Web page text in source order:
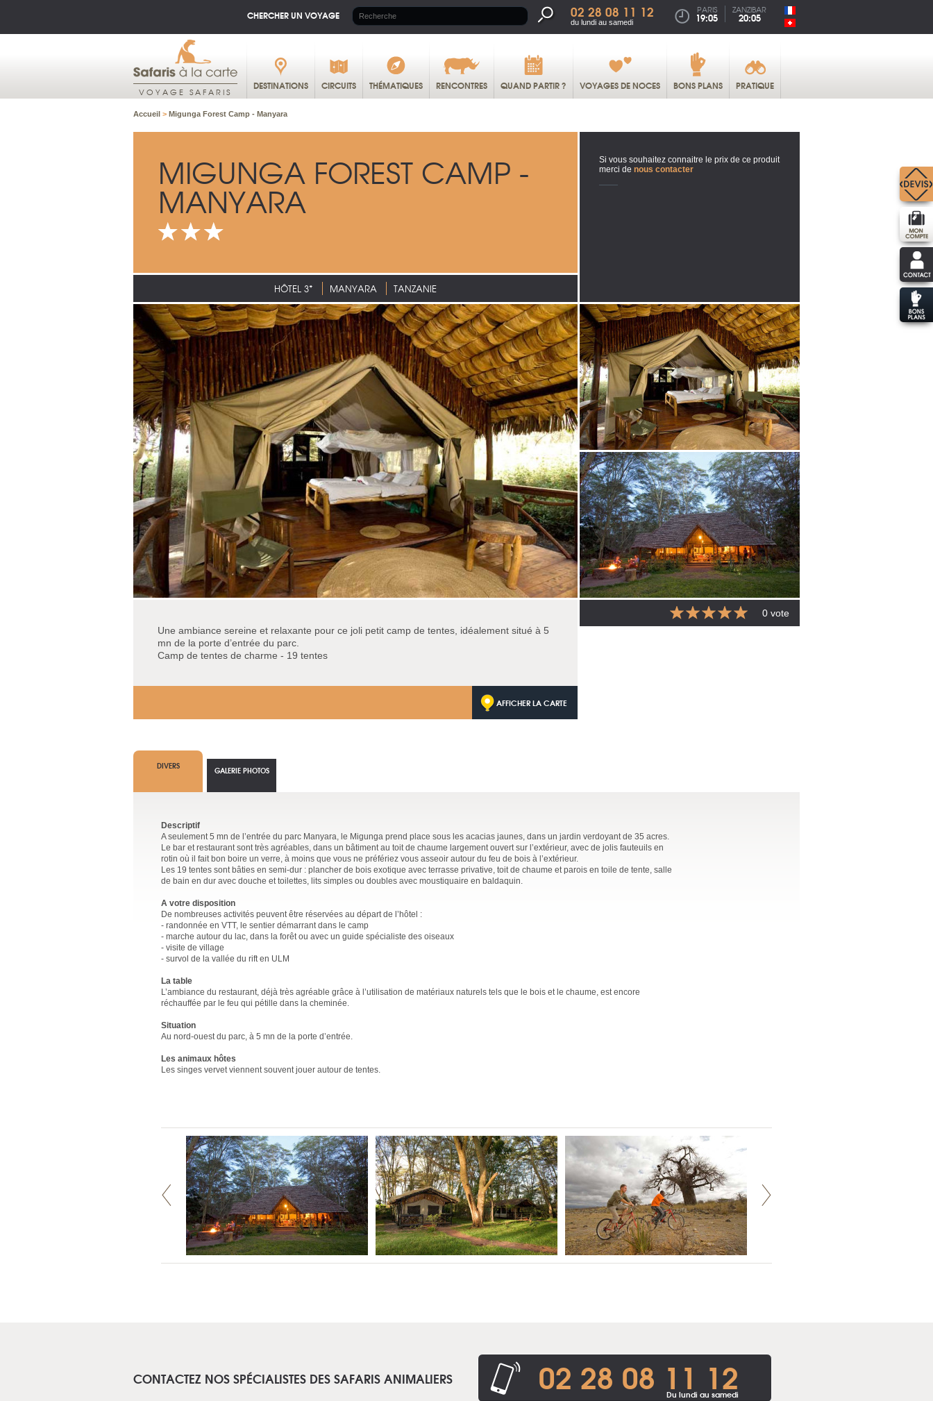
CHERCHER UN VOYAGE 02 28 08 11 12
du lundi au samedi
PARIS
19:05
ZANZIBAR
20:05
VOYAGE SAFARIS DESTINATIONS CIRCUITS THÉMATIQUES RENCONTRES QUAND PARTIR ? VOYAGES DE NOCES BONS PLANS PRATIQUE
Accueil > Migunga Forest Camp - Manyara
MIGUNGA FOREST CAMP -
MANYARA
HÔTEL 3* MANYARA TANZANIE
Si vous souhaitez connaitre le prix de ce produit
merci de nous contacter
Une ambiance sereine et relaxante pour ce joli petit camp de tentes, idéalement situé à 5
mn de la porte d’entrée du parc.
Camp de tentes de charme - 19 tentes
AFFICHER LA CARTE
0 vote
DIVERS
Descriptif
A seulement 5 mn de l’entrée du parc Manyara, le Migunga prend place sous les acacias jaunes, dans un jardin verdoyant de 35 acres.
Le bar et restaurant sont très agréables, dans un bâtiment au toit de chaume largement ouvert sur l’extérieur, avec de jolis fauteuils en
rotin où il fait bon boire un verre, à moins que vous ne préfériez vous asseoir autour du feu de bois à l’extérieur.
Les 19 tentes sont bâties en semi-dur : plancher de bois exotique avec terrasse privative, toit de chaume et parois en toile de tente, salle
de bain en dur avec douche et toilettes, lits simples ou doubles avec moustiquaire en baldaquin.
A votre disposition
De nombreuses activités peuvent être réservées au départ de l’hôtel :
- randonnée en VTT, le sentier démarrant dans le camp
- marche autour du lac, dans la forêt ou avec un guide spécialiste des oiseaux
- visite de village
- survol de la vallée du rift en ULM
La table
L’ambiance du restaurant, déjà très agréable grâce à l’utilisation de matériaux naturels tels que le bois et le chaume, est encore
réchauffée par le feu qui pétille dans la cheminée.
Situation
Au nord-ouest du parc, à 5 mn de la porte d’entrée.
Les animaux hôtes
Les singes vervet viennent souvent jouer autour de tentes.
GALERIE PHOTOS
CONTACTEZ NOS SPÉCIALISTES DES SAFARIS ANIMALIERS 02 28 08 11 12
Du lundi au samedi